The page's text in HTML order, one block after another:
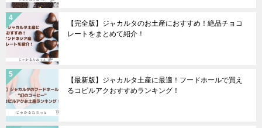
【完全版】ジャカルタのお土産におすすめ！絶品チョコ
レートをまとめて紹介！
【最新版】ジャカルタ土産に最適！フードホールで買え
るコピルアクおすすめランキング！